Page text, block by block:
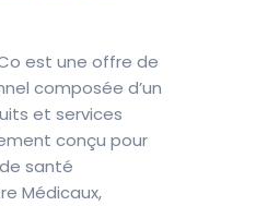
est une offre de
composée d’un
et services
conçu pour
santé
Médicaux,